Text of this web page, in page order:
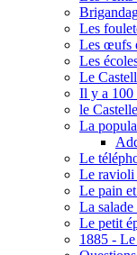
Les
Les œufs
Les
Le
Il y a 100
le
La
Le
Le ravioli
Le pain
La salade
Le petit
1885 -